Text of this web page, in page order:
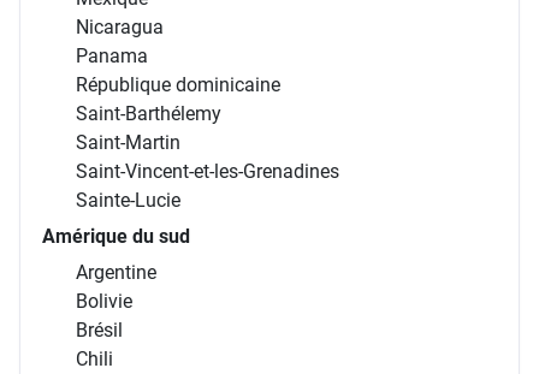
Nicaragua
Panama
République dominicaine
Saint-Barthélemy
Saint-Martin
Saint-Vincent-et-les-Grenadines
Sainte-Lucie
Amérique du sud
Argentine
Bolivie
Brésil
Chili